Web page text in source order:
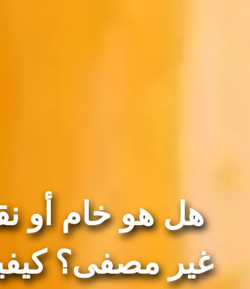
خام أو نقي أو
كيفية فك